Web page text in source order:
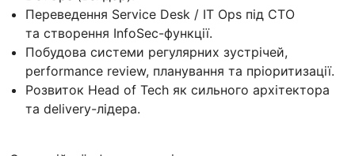
Переведення Service Desk / IT Ops під CTO
та створення InfoSec-функції.
Побудова системи регулярних зустрічей,
performance review, планування та пріоритизації.
Розвиток Head of Tech як сильного архітектора
та delivery-лідера.